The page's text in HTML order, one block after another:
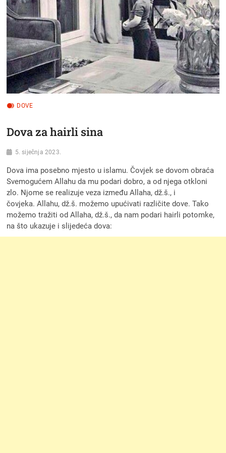
DOVE
Dova za hairli sina
5. siječnja 2023.
Dova ima posebno mjesto u islamu. Čovjek se dovom obraća
Svemogućem Allahu da mu podari dobro, a od njega otkloni
zlo. Njome se realizuje veza između Allaha, dž.š., i
čovjeka. Allahu, dž.š. možemo upućivati različite dove. Tako
možemo tražiti od Allaha, dž.š., da nam podari hairli potomke,
na što ukazuje i slijedeća dova: